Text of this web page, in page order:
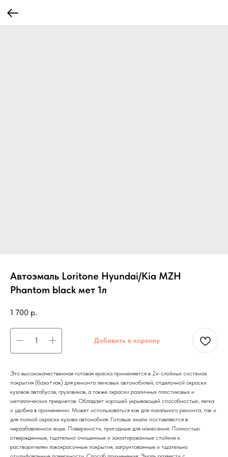
Автоэмаль Loritone Hyundai/Kia MZH
Phantom black мет 1л
1 700 р.
Добавить в корзину
Это высококачественная готовая краска применяется в 2х-слойных системах
покрытия (база+лак) для ремонта легковых автомобилей, отделочной окраски
кузовов автобусов, грузовиков, а также окраски различных пластиковых и
металлических предметов. Обладает хорошей укрывающей способностью, легка
и удобна в применении. Может использоваться как для локального ремонта, так и
для полной окраски кузова автомобиля. Готовые эмали поставляются в
неразбавленном виде. Поверхности, пригодные для нанесения: Полностью
отвержденные, тщательно очищенные и заматированные стойкие к
растворителям лакокрасочные покрытия, загрунтованные и тщательно